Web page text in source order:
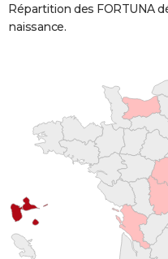
Répartition des FORTUNA
naissance.